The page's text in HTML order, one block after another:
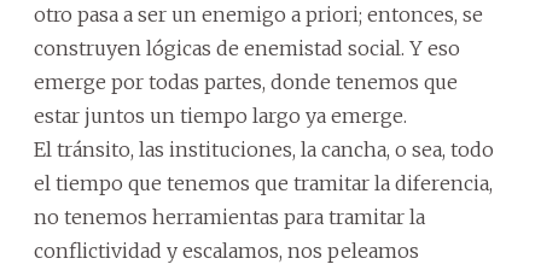
otro pasa a ser un enemigo a priori; entonces, se
construyen lógicas de enemistad social. Y eso
emerge por todas partes, donde tenemos que
estar juntos un tiempo largo ya emerge.
El tránsito, las instituciones, la cancha, o sea, todo
el tiempo que tenemos que tramitar la diferencia,
no tenemos herramientas para tramitar la
conflictividad y escalamos, nos peleamos